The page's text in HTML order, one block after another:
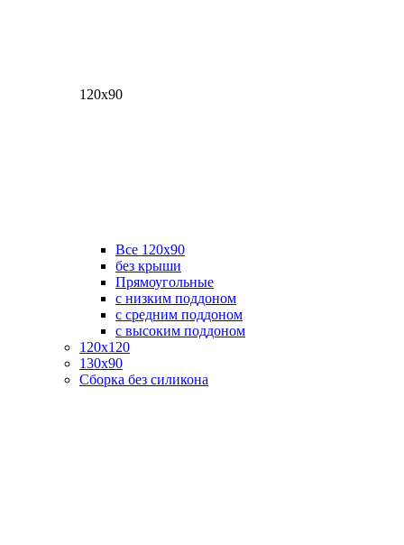
120х90
Все 120х90
без крыши
Прямоугольные
с низким поддоном
с средним поддоном
с высоким поддоном
120х120
130х90
Сборка без силикона